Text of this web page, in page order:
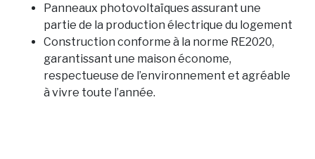
Panneaux photovoltaïques assurant une
partie de la production électrique du logement
Construction conforme à la norme RE2020,
garantissant une maison économe,
respectueuse de l’environnement et agréable
à vivre toute l’année.